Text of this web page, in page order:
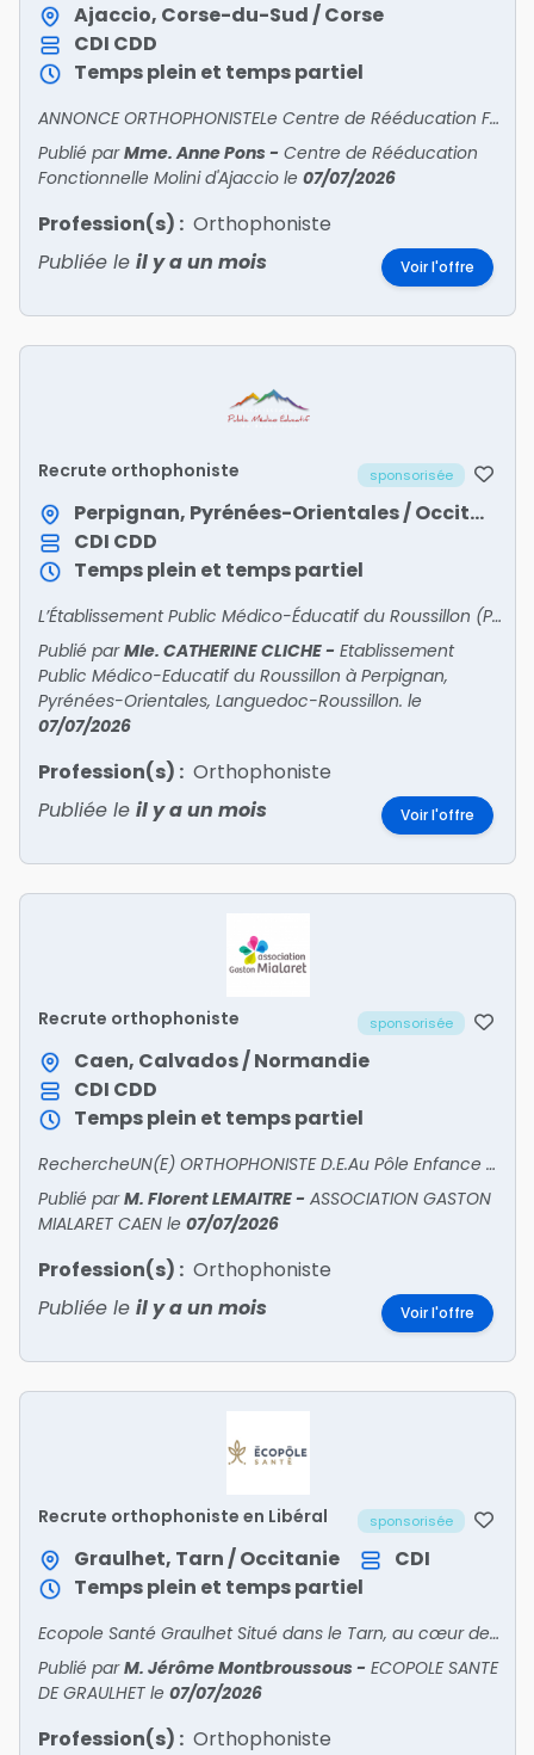
Ajaccio, Corse-du-Sud / Corse
CDI CDD
Temps plein et temps partiel
ANNONCE ORTHOPHONISTELe Centre de Rééducation Fonctionnelle Molini prend en charge des patients relevant de deuxspécialités : les affections du système nerveux et les affections de l’appareil l
Publié parMme. Anne Pons - Centre de Rééducation
Fonctionnelle Molini d'Ajaccio le 07/07/2026
Profession(s) : Orthophoniste
Publiée le il y a un mois Voir l'offre
Recrute orthophoniste sponsorisée
Perpignan, Pyrénées-Orientales / Occitanie
CDI CDD
Temps plein et temps partiel
L’Établissement Public Médico-Éducatif du Roussillon (Perpignan-66) recrute un(e)orthophoniste dans le cadre d’un poste à pourvoir à compter du 26/08/2026.Contrat et temps de travailLe poste
Publié parMle. CATHERINE CLICHE- Etablissement
Public Médico-Educatif du Roussillon à Perpignan,
Pyrénées-Orientales, Languedoc-Roussillon. le
07/07/2026
Profession(s) : Orthophoniste
Publiée le il y a un mois Voir l'offre
Recrute orthophoniste sponsorisée
Caen, Calvados / Normandie
CDI CDD
Temps plein et temps partiel
RechercheUN(E) ORTHOPHONISTE D.E.Au Pôle Enfance Adolescence Famille (PEAF) de VIREContrat à durée indéterminée selon la CCN 66Dès que possibleTemps de travail : temps plein (50 % CAMSP – 50%
Publié parM. Florent LEMAITRE- ASSOCIATION GASTON
MIALARET CAEN le 07/07/2026
Profession(s) : Orthophoniste
Publiée le il y a un mois Voir l'offre
Recrute orthophoniste en Libéral sponsorisée
Graulhet, Tarn / Occitanie
CDI
Temps plein et temps partiel
Ecopole Santé Graulhet Situé dans le Tarn, au cœur de l’Occitanie, recrute 1 Orthophoniste H/F en LibéralVenez rejoindre notre Equipe de Professionnels de Santé pour compléter ses compétences
Publié parM. Jérôme Montbroussous - ECOPOLE SANTE
DE GRAULHET le 07/07/2026
Profession(s) : Orthophoniste